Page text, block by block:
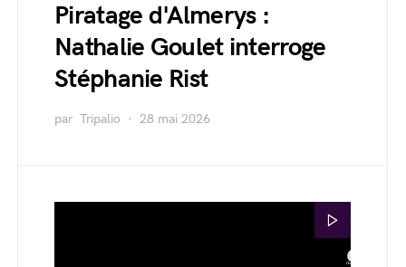
Piratage d'Almerys :
Nathalie Goulet interroge
Stéphanie Rist
par Tripalio 28 mai 2026